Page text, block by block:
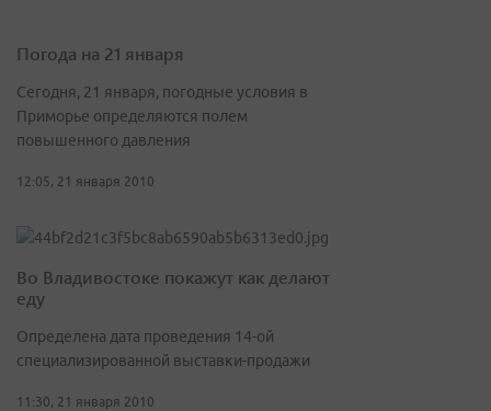
Погода на 21 января
Сегодня, 21 января, погодные условия в
Приморье определяются полем
повышенного давления
12:05, 21 января 2010
Во Владивостоке покажут как делают
еду
Определена дата проведения 14-ой
специализированной выставки-продажи
11:30, 21 января 2010